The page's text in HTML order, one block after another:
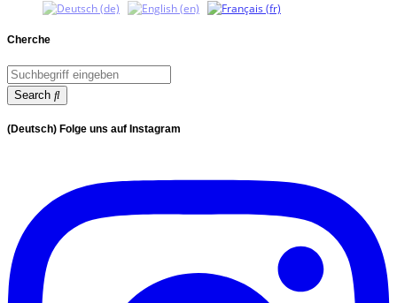
Cherche
Search
(Deutsch) Folge uns auf Instagram